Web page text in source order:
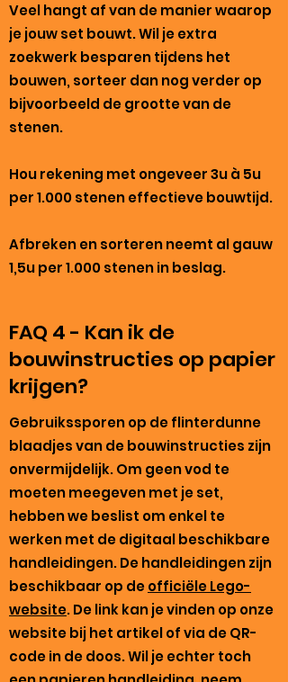
Veel hangt af van de manier waarop
je jouw set bouwt. Wil je extra
zoekwerk besparen tijdens het
bouwen, sorteer dan nog verder op
bijvoorbeeld de grootte van de
stenen.
Hou rekening met ongeveer 3u à 5u
per 1.000 stenen effectieve bouwtijd.
Afbreken en sorteren neemt al gauw
1,5u per 1.000 stenen in beslag.
FAQ 4 - Kan ik de
bouwinstructies op papier
krijgen?
Gebruikssporen op de flinterdunne
blaadjes van de bouwinstructies zijn
onvermijdelijk. Om geen vod te
moeten meegeven met je set,
hebben we beslist om enkel te
werken met de digitaal beschikbare
handleidingen. De handleidingen zijn
beschikbaar op deofficiële Lego-
website. De link kan je vinden op onze
website bij het artikel of via de QR-
code in de doos. Wil je echter toch